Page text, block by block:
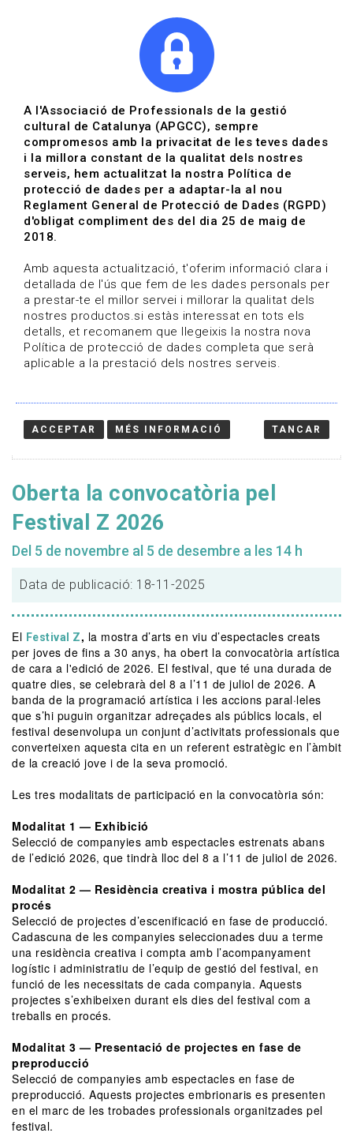
Convocatòries | Arts
escèniques
Data de publicació: 18-11-2025
HOME
Oberta la convocatòria pel
Festival Z 2026
Del 5 de novembre al 5 de desembre a les 14 h
Data de publicació: 18-11-2025
El Festival Z, la mostra d’arts en viu d’espectacles creats
per joves de fins a 30 anys, ha obert la convocatòria artística
de cara a l'edició de 2026. El festival, que té una durada de
quatre dies, se celebrarà del 8 a l’11 de juliol de 2026. A
banda de la programació artística i les accions paral·leles
que s’hi puguin organitzar adreçades als públics locals, el
festival desenvolupa un conjunt d’activitats professionals que
converteixen aquesta cita en un referent estratègic en l’àmbit
de la creació jove i de la seva promoció.
Les tres modalitats de participació en la convocatòria són:
Modalitat 1 — Exhibició
Selecció de companyies amb espectacles estrenats abans
de l’edició 2026, que tindrà lloc del 8 a l’11 de juliol de 2026.
Modalitat 2 — Residència creativa i mostra pública del
procés
Selecció de projectes d’escenificació en fase de producció.
Cadascuna de les companyies seleccionades duu a terme
una residència creativa i compta amb l’acompanyament
logístic i administratiu de l’equip de gestió del festival, en
funció de les necessitats de cada companyia. Aquests
projectes s’exhibeixen durant els dies del festival com a
treballs en procés.
Modalitat 3 — Presentació de projectes en fase de
preproducció
Selecció de companyies amb espectacles en fase de
preproducció. Aquests projectes embrionaris es presenten
en el marc de les trobades professionals organitzades pel
festival.
A l'Associació de Professionals de la gestió
cultural de Catalunya (APGCC), sempre
compromesos amb la privacitat de les teves dades
i la millora constant de la qualitat dels nostres
serveis, hem actualitzat la nostra Política de
protecció de dades per a adaptar-la al nou
Reglament General de Protecció de Dades (RGPD)
d'obligat compliment des del dia 25 de maig de
2018.
Amb aquesta actualització, t'oferim informació clara i
detallada de l'ús que fem de les dades personals per
a prestar-te el millor servei i millorar la qualitat dels
nostres productos.si estàs interessat en tots els
detalls, et recomanem que llegeixis la nostra nova
Política de protecció de dades completa que serà
aplicable a la prestació dels nostres serveis.
ACCEPTAR MÉS INFORMACIÓ TANCAR